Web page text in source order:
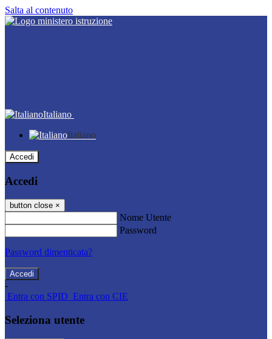
Salta al contenuto
Italiano
Italiano
Accedi
Accedi
button close ×
Nome Utente
Password
Password dimenticata?
-
Entra con SPID Entra con CIE
Seleziona utente